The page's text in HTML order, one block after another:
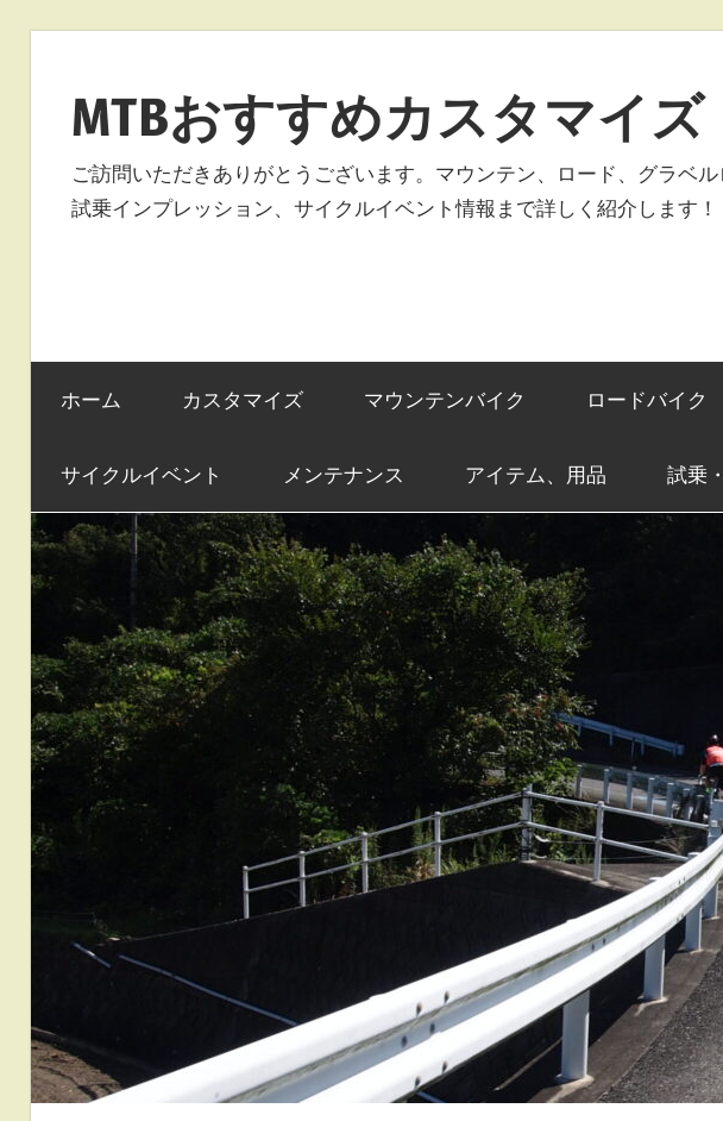
プ
MTBおすすめカスタマイズ
ご訪問いただきありがとうございます。マウンテン、ロード、グラベ
試乗インプレッション、サイクルイベント情報まで詳しく紹介します！
ホーム カスタマイズ マウンテンバイク ロードバイク
サイクルイベント メンテナンス アイテム、用品 試乗